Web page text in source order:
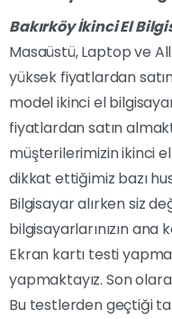
Bakırköy İkinci El
Masaüstü, Laptop ve
yüksek fiyatlardan
model ikinci el
fiyatlardan satın
müşterilerimizin ikinci el
dikkat ettiğimiz bazı
Bilgisayar alırken siz
bilgisayarlarınızın
Ekran kartı testi
yapmaktayız. Son
Bu testlerden geçtiği